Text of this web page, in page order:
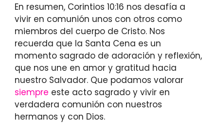
En resumen, Corintios 10:16 nos desafía a
vivir en comunión unos con otros como
miembros del cuerpo de Cristo. Nos
recuerda que la Santa Cena es un
momento sagrado de adoración y reflexión,
que nos une en amor y gratitud hacia
nuestro Salvador. Que podamos valorar
siempre este acto sagrado y vivir en
verdadera comunión con nuestros
hermanos y con Dios.